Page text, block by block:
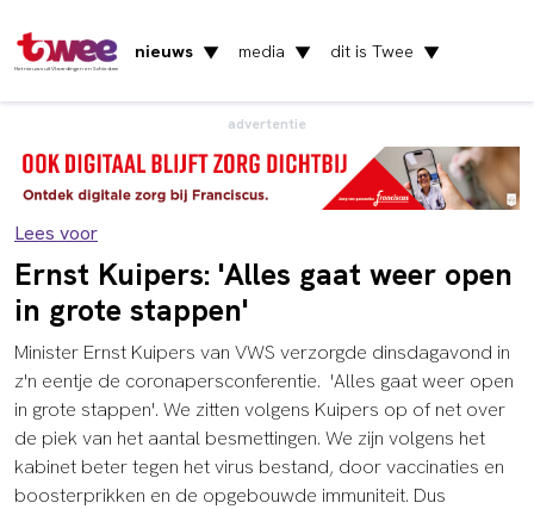
Het nieuws uit Vlaardingen en Schiedam
nieuws ▼ media ▼ dit is Twee ▼
advertentie
Lees voor
Ernst Kuipers: 'Alles gaat weer open
in grote stappen'
Minister Ernst Kuipers van VWS verzorgde dinsdagavond in
z'n eentje de coronapersconferentie. 'Alles gaat weer open
in grote stappen'. We zitten volgens Kuipers op of net over
de piek van het aantal besmettingen. We zijn volgens het
kabinet beter tegen het virus bestand, door vaccinaties en
boosterprikken en de opgebouwde immuniteit. Dus